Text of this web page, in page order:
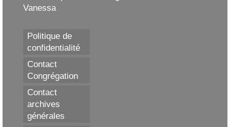
Vanessa
Politique de
confidentialité
Contact
Congrégation
Contact
archives
générales